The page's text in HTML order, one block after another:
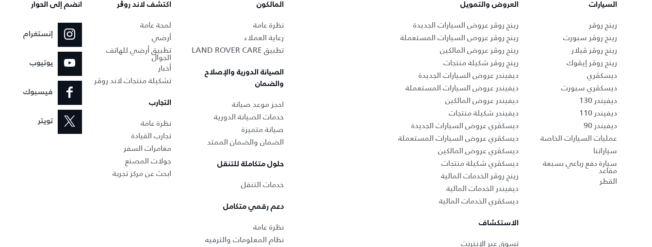
السيارات
رينج روڤر
رينج روڤر سبورت
رينج روڤر ڤيلار
رينج روڤر إيڤوك
ديسكڤري
ديسكڤري سبورت
ديفيندر 130
ديفيندر 110
ديفيندر 90
عمليات السيارات الخاصة
سياراتنا
سيارة دفع رباعي بسبعة
مقاعد
القطر
العروض والتمويل
رينج روڤر عروض السيارات الجديدة
رينج روڤر عروض السيارات المستعملة
رينج روڤر عروض المالكين
رينج روڤر شكيلة منتجات
ديفيندر عروض السيارات الجديدة
ديفيندر عروض السيارات المستعملة
ديفيندر عروض المالكين
ديفيندر شكيلة منتجات
ديسكڤري عروض السيارات الجديدة
ديسكڤري عروض السيارات المستعملة
ديسكڤري عروض المالكين
ديسكڤري شكيلة منتجات
رينج روڤر الخدمات المالية
ديفيندر الخدمات المالية
ديسكڤري الخدمات المالية
الاستكشاف
تسوق عبر الإنترنت
المالكون
نظرة عامة
رعاية العملاء
تطبيق LAND ROVER CARE
الصيانة الدورية والإصلاح
والضمان
احجز موعد صيانة
خدمات الصيانة الدورية
صيانة متميزة
الضمان والضمان الممتد
حلول متكاملة للتنقل
خدمات التنقل
دعم رقمي متكامل
نظرة عامة
نظام المعلومات والترفيه
اكتشف لاند روڨر
لمحة عامة
أرضي
تطبيق أرضي للهاتف
الجوال
أخبار
تشكيلة منتجات لاند روڤر
التجارب
نظرة عامة
تجارب القيادة
مغامرات السفر
جولات المصنع
ابحث عن مركز تجربة
انضم إلى الحوار
إنستغرام
يوتيوب
فيسبوك
تويتر